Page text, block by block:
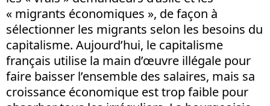
« migrants économiques », de façon à
sélectionner les migrants selon les besoins du
capitalisme. Aujourd’hui, le capitalisme
français utilise la main d’œuvre illégale pour
faire baisser l’ensemble des salaires, mais sa
croissance économique est trop faible pour